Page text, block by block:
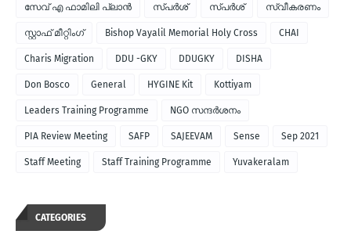
സേവ് എ ഫാമിലി പ്ലാന്‍ സ്പര്‍ശ് സ്പർശ് സ്വീകരണം
സ്റ്റാഫ് മീറ്റിംഗ് Bishop Vayalil Memorial Holy Cross CHAI
Charis Migration DDU -GKY DDUGKY DISHA
Don Bosco General HYGINE Kit Kottiyam
Leaders Training Programme NGO സന്ദര്‍ശനം
PIA Review Meeting SAFP SAJEEVAM Sense Sep 2021
Staff Meeting Staff Training Programme Yuvakeralam
CATEGORIES